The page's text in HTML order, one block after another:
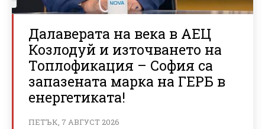
Далаверата на века в АЕЦ
Козлодуй и източването на
Топлофикация – София са
запазената марка на ГЕРБ в
енергетиката!
ПЕТЪК, 7 АВГУСТ 2026